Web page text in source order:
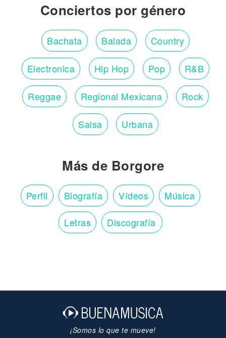
Conciertos por género
Bachata Balada Country
Electronica Hip Hop Pop R&B
Reggae Regional Mexicana Rock
Salsa Urbana
Más de Borgore
Perfil Biografía Vídeos Música
Letras Discografía
¡Somos lo que te mueve!